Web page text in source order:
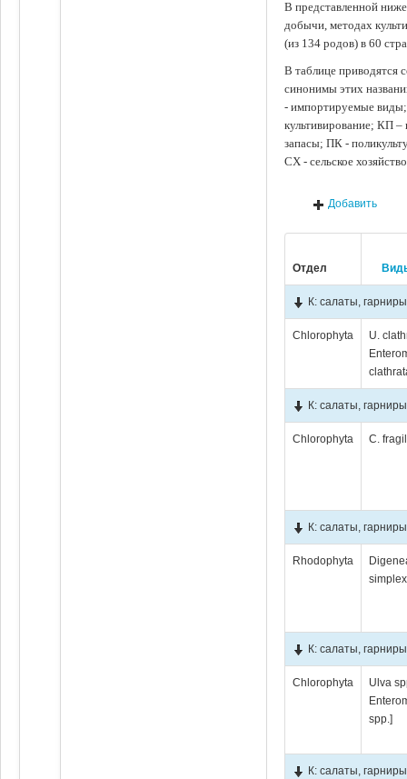
В представленной
добычи, методах
(из 134 родов) в 60
В таблице приводятся
синонимы этих
- импортируемые
культивирование; КП
запасы; ПК -
СХ - сельское
Добавить
Отдел
К: салаты,
Chlorophyta
U.
К: салаты,
Chlorophyta C.
К: салаты,
Rhodophyta
simplex
К: салаты,
Chlorophyta
Ulva
spp.]
К: салаты,